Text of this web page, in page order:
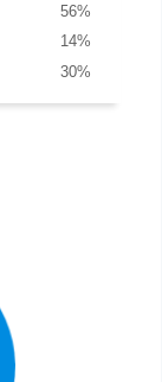
%
56
%
14
%
30